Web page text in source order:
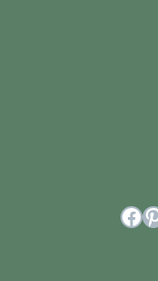
Facebook Pinterest